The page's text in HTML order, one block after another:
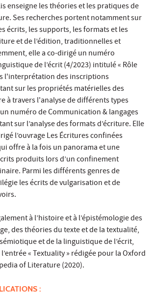
enseigne les théories et les pratiques de
Ses recherches portent notamment sur
écrits, les supports, les formats et les
et de l’édition, traditionnelles et
elle a co-dirigé un numéro
de l’écrit (4/2023) intitulé « Rôle
l'interprétation des inscriptions
sur les propriétés matérielles des
à travers l'analyse de différents types
numéro de Communication & langages
sur l’analyse des formats d’écriture. Elle
l’ouvrage Les Écritures confinées
offre à la fois un panorama et une
produits lors d’un confinement
Parmi les différents genres de
les écrits de vulgarisation et de
à l’histoire et à l’épistémologie des
des théories du texte et de la textualité,
et de la linguistique de l’écrit,
« Textuality » rédigée pour la Oxford
of Literature (2020).
: